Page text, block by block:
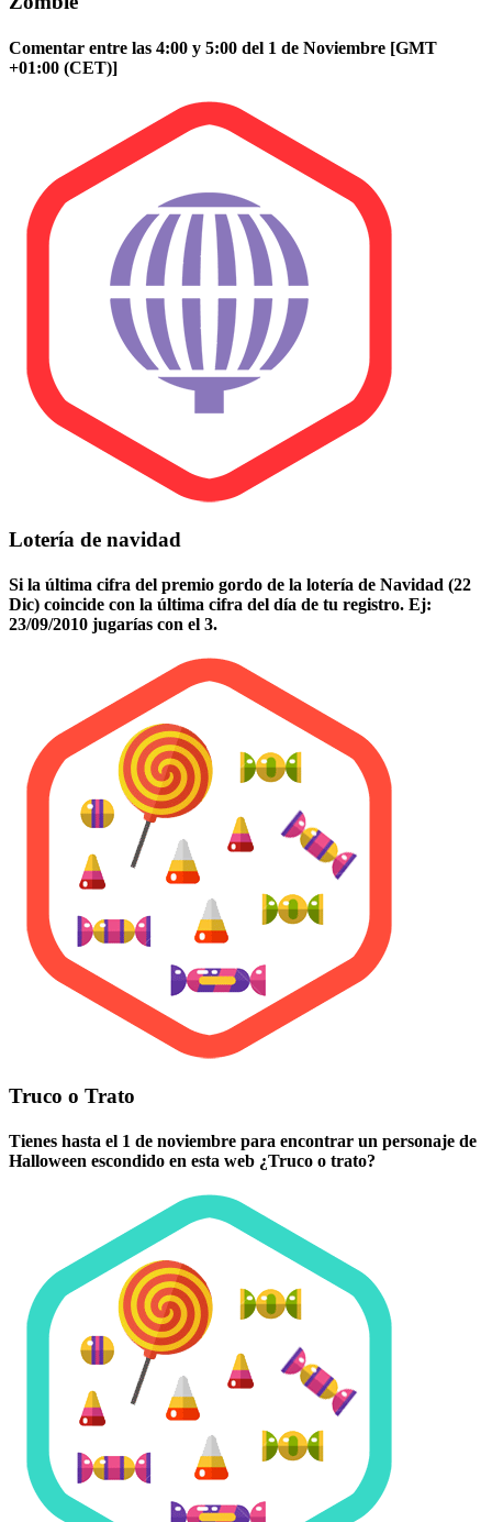
Comentar entre las 4:00 y 5:00 del 1 de Noviembre [GMT
+01:00 (CET)]
Lotería de navidad
Si la última cifra del premio gordo de la lotería de Navidad (22
Dic) coincide con la última cifra del día de tu registro. Ej:
23/09/2010 jugarías con el 3.
Truco o Trato
Tienes hasta el 1 de noviembre para encontrar un personaje de
Halloween escondido en esta web ¿Truco o trato?